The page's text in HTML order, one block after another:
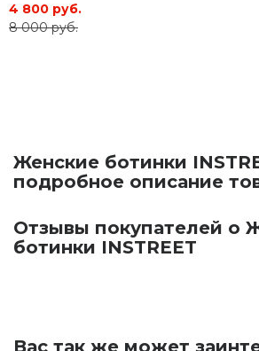
4 800 руб.
8 000 руб.
Женские ботинки
подробное описание
Отзывы покупателей о
ботинки INSTREET
Вас так же может